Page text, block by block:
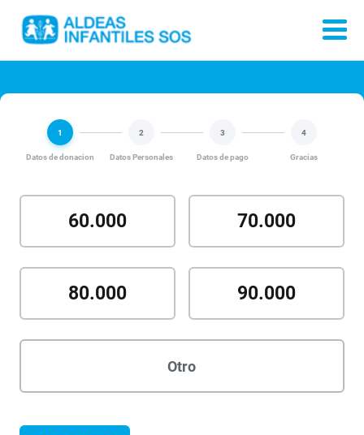
1
Datos de donacion
2
Datos Personales
3
Datos de pago
4
Gracias
60.000 70.000
80.000 90.000